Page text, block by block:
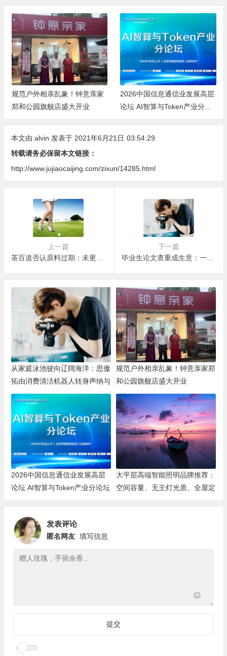
2026中国信息通信业发展高层
论坛 AI智算与Token产业分论
坛顺利举办
大平层高端智能照明品牌推
荐：空间容量、无主灯光质、
全屋定制、长期售后四个维度
本文由 alvin 发表于 2021年6月21日 03:54:29
转载请务必保留本文链接：
http://www.jujiaocaijing.com/zixun/14285.html
上一篇
下一篇
毕业生论文查重成生意：一次1380元，有卖家接单“接到手软”
从家庭泳池驶向辽阔海洋：思傲
拓由消费清洁机器人转身声纳与
海洋机器人赛道
规范户外相亲乱象！钟意亲家郑
和公园旗舰店盛大开业
2026中国信息通信业发展高层
论坛 AI智算与Token产业分论坛
顺利举办
大平层高端智能照明品牌推荐：
空间容量、无主灯光质、全屋定
制、长期售后四个维度全解析
发表评论
匿名网友 填写信息